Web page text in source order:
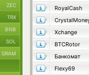
RoyalCash
Xchange
BTCRotor
Банкомат
Flexy69
ZEC
TRX
BNB
SOL
GRAM